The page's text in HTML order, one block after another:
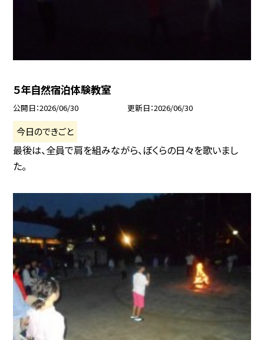
５年自然宿泊体験教室
公開日 2026/06/30 更新日 2026/06/30
今日のできごと
最後は、全員で肩を組みながら、ぼくらの日々を歌いまし
た。